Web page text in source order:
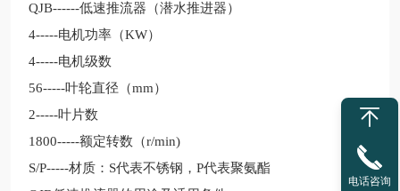
QJB------低速推流器（潜水推进器）
4-----电机功率（KW）
4-----电机级数
56-----叶轮直径（mm）
2-----叶片数
1800-----额定转数（r/min)
S/P-----材质： S代表不锈钢， P代表聚氨酯
电话咨询